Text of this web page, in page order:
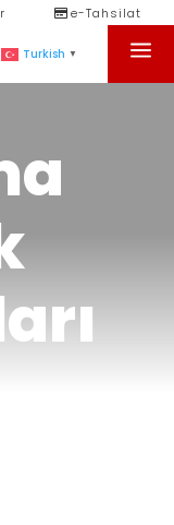
e-Tahsilat
Turkish ▼ a